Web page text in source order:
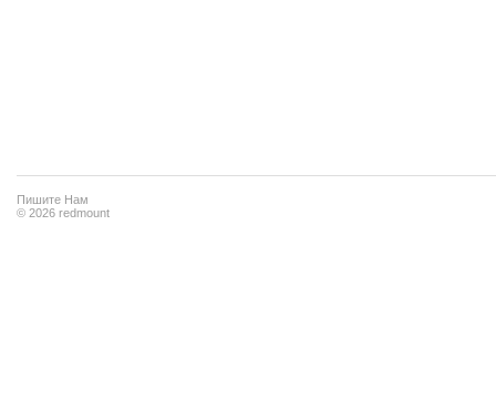
Пишите Нам
© 2026 redmount